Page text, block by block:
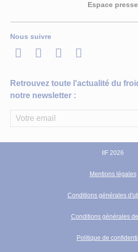
Espace presse
Nous suivre
LinkedInTwitterFacebook
Youtube
Retrouvez toute l'actualité du
notre newsletter :
IIF 2026
Mentions légales
Conditions générales
Conditions générales
Politique de